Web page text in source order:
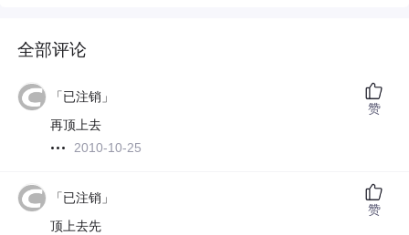
全部评论
「已注销」
再顶上去
2010-10-25
赞
「已注销」
顶上去先
赞